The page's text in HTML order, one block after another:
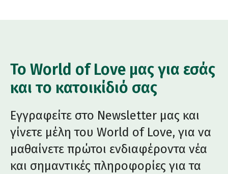
Το World of Love μας για εσάς
και το κατοικίδιό σας
Εγγραφείτε στο Newsletter μας και
γίνετε μέλη του World of Love, για να
μαθαίνετε πρώτοι ενδιαφέροντα νέα
και σημαντικές πληροφορίες για τα